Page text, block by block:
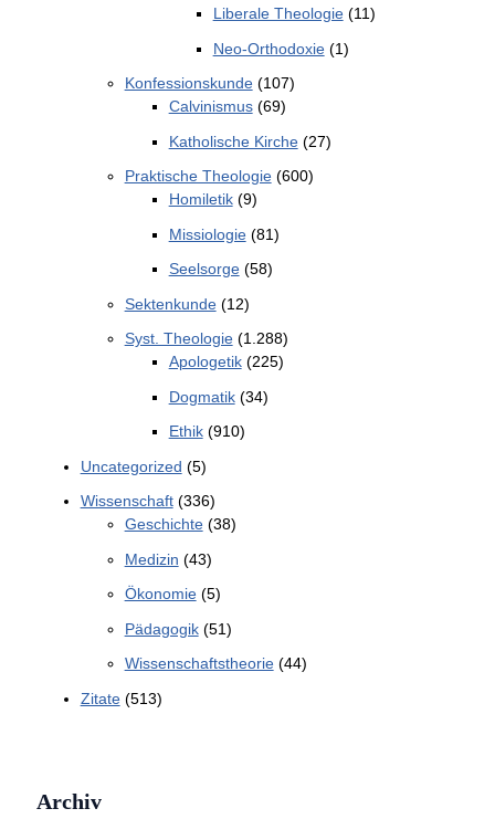
Liberale Theologie(11)
Neo-Orthodoxie(1)
Konfessionskunde(107)
Calvinismus(69)
Katholische Kirche(27)
Praktische Theologie(600)
Homiletik(9)
Missiologie(81)
Seelsorge(58)
Sektenkunde(12)
Syst. Theologie(1.288)
Apologetik(225)
Dogmatik(34)
Ethik(910)
Uncategorized (5)
Wissenschaft(336)
Geschichte(38)
Medizin (43)
Ökonomie(5)
Pädagogik(51)
Wissenschaftstheorie(44)
Zitate(513)
Archiv